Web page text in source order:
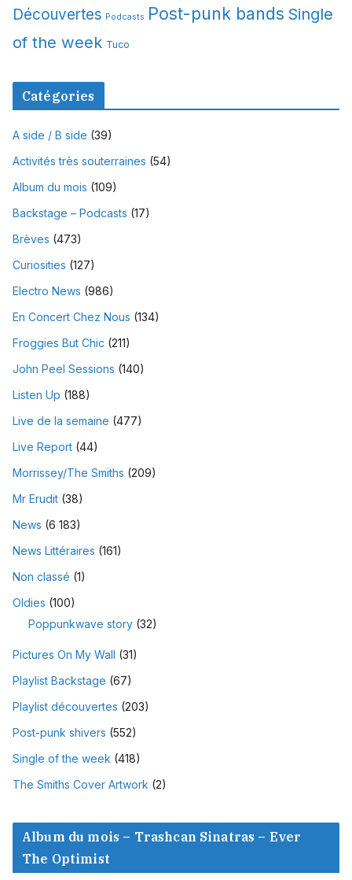
Découvertes Podcasts Post-punk bands Single
of the week Tuco
Catégories
A side / B side (39)
Activités très souterraines (54)
Album du mois (109)
Backstage – Podcasts (17)
Brèves (473)
Curiosities (127)
Electro News (986)
En Concert Chez Nous (134)
Froggies But Chic (211)
John Peel Sessions (140)
Listen Up (188)
Live de la semaine (477)
Live Report (44)
Morrissey/The Smiths (209)
Mr Erudit (38)
News (6 183)
News Littéraires (161)
Non classé (1)
Oldies (100)
Poppunkwave story (32)
Pictures On My Wall (31)
Playlist Backstage (67)
Playlist découvertes (203)
Post-punk shivers (552)
Single of the week (418)
The Smiths Cover Artwork (2)
Album du mois – Trashcan Sinatras – Ever
The Optimist